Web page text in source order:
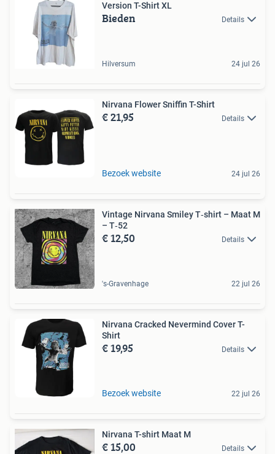
Version T-Shirt XL
Bieden Details
Hilversum 24 jul 26
Nirvana Flower Sniffin T-Shirt
€ 21,95 Details
Bezoek website 24 jul 26
Vintage Nirvana Smiley T‑shirt – Maat M
– T‑52
€ 12,50 Details
's-Gravenhage 22 jul 26
Nirvana Cracked Nevermind Cover T-
Shirt
€ 19,95 Details
Bezoek website 22 jul 26
Nirvana T-shirt Maat M
€ 15,00 Details